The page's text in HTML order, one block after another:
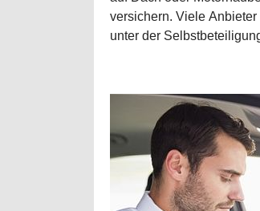
versichern. Viele
unter der